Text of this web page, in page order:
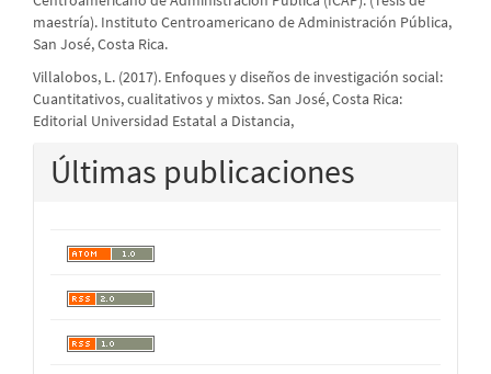
maestría). Instituto Centroamericano de Administración Pública,
San José, Costa Rica.
Villalobos, L. (2017). Enfoques y diseños de investigación social:
Cuantitativos, cualitativos y mixtos. San José, Costa Rica:
Editorial Universidad Estatal a Distancia,
Últimas publicaciones